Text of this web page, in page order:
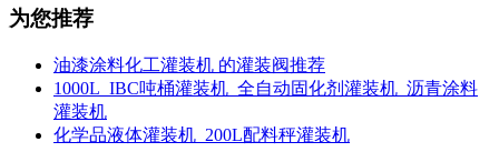
为您推荐
油漆涂料化工灌装机 的灌装阀推荐
1000L_IBC吨桶灌装机_全自动固化剂灌装机_沥青涂料
灌装机
化学品液体灌装机_200L配料秤灌装机